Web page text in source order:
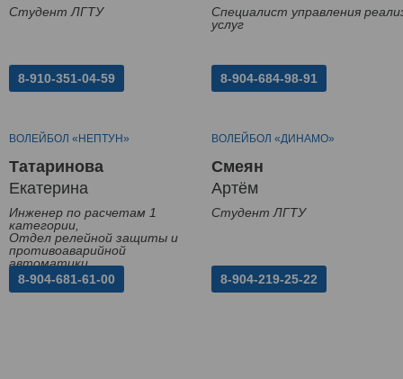
Студент ЛГТУ
8-910-351-04-59
Специалист управления
услуг
8-904-684-98-91
ВОЛЕЙБОЛ «НЕПТУН»
Татаринова
Екатерина
Инженер по расчетам 1
категории,
Отдел релейной защиты и
противоаварийной
автоматики
8-904-681-61-00
ВОЛЕЙБОЛ «ДИНАМО»
Смеян
Артём
Студент ЛГТУ
8-904-219-25-22